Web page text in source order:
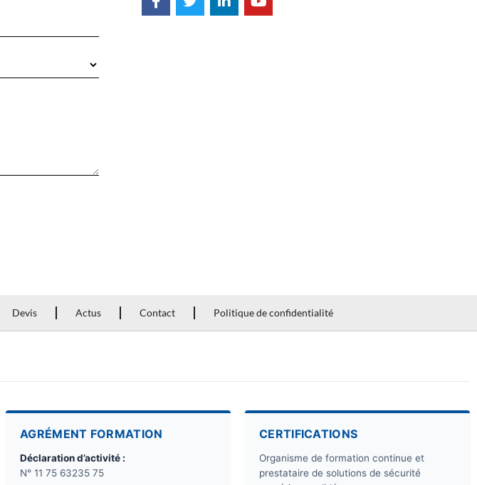
Devis Actus Contact Politique de confidentialité
AGRÉMENT FORMATION
Déclaration d’activité :
N° 11 75 63235 75
CERTIFICATIONS
Organisme de formation continue et
prestataire de solutions de sécurité